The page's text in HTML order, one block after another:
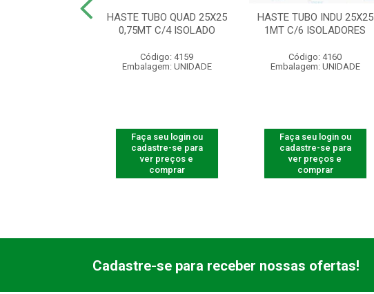
HASTE TUBO QUAD 25X25
0,75MT C/4 ISOLADO
Código: 4159
Embalagem: UNIDADE
Faça seu login ou
cadastre-se para
ver preços e
comprar
HASTE TUBO INDU 25X25
1MT C/6 ISOLADORES
Código: 4160
Embalagem: UNIDADE
Faça seu login ou
cadastre-se para
ver preços e
comprar
Cadastre-se para receber nossas ofertas!